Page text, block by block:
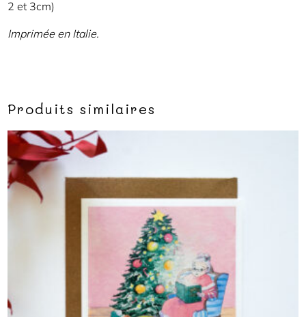
2 et 3cm)
Imprimée en Italie.
Produits similaires